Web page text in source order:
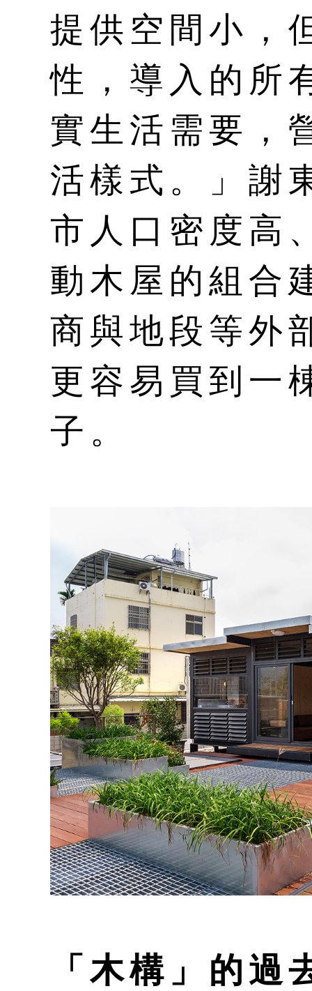
提供空間小，
性，導入的所
實生活需要，
活樣式。」謝
市人口密度高
動木屋的組合
商與地段等外
更容易買到一
子。
「木構」的